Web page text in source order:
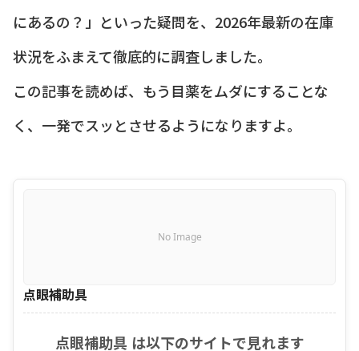
にあるの？」といった疑問を、2026年最新の在庫
状況をふまえて徹底的に調査しました。
この記事を読めば、もう目薬をムダにすることな
く、一発でスッとさせるようになりますよ。
No Image
点眼補助具
点眼補助具 は以下のサイトで見れます